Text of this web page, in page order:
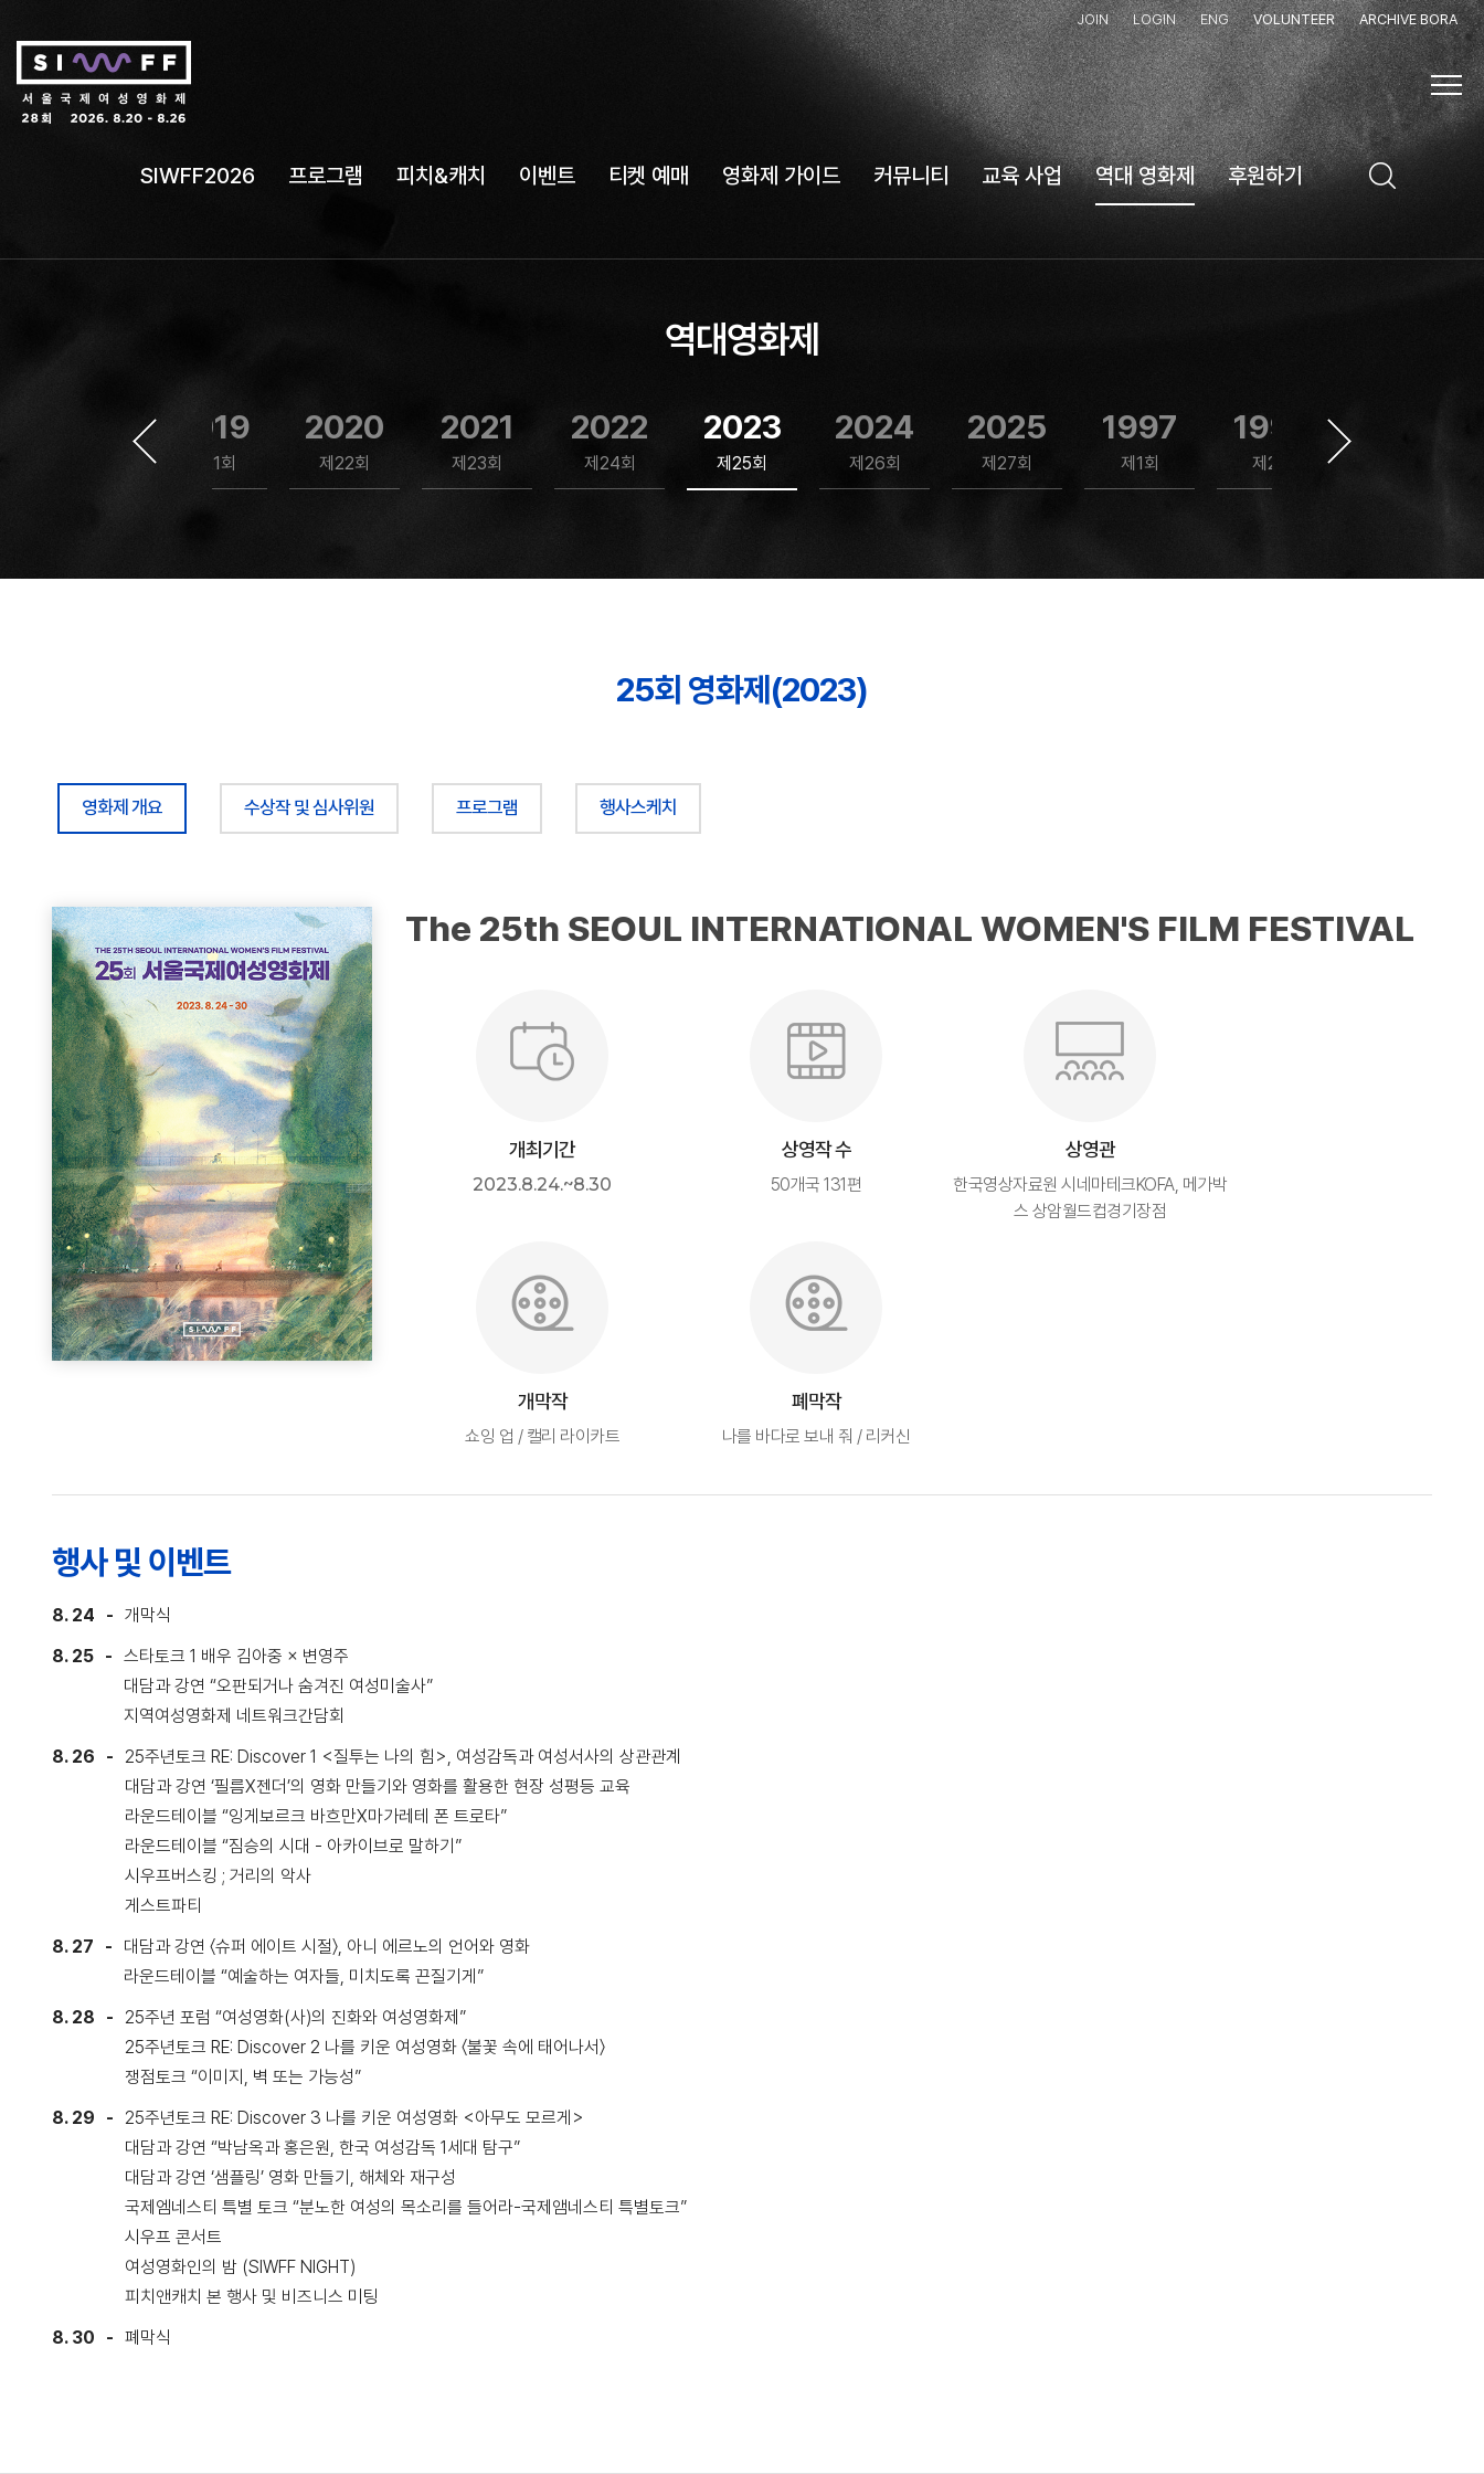
JOIN LOGIN ENG VOLUNTEER ARCHIVE BORA
SIWFF2026 프로그램 피치&캐치 이벤트 티켓 예매 영화제 가이드 커뮤니티 교육 사업 역대 영화제 후원하기
역대영화제
2019
제21회
2020
제22회
2021
제23회
2022
제24회
2023
제25회
2024
제26회
2025
제27회
1997
제1회
1999
제2회
25회 영화제(2023)
영화제 개요 수상작 및 심사위원 프로그램 행사스케치
The 25th SEOUL INTERNATIONAL WOMEN'S FILM FESTIVAL
개최기간
2023.8.24.~8.30
상영작 수
50개국 131편
상영관
한국영상자료원 시네마테크KOFA, 메가박
스 상암월드컵경기장점
개막작
쇼잉 업 / 캘리 라이카트
폐막작
나를 바다로 보내 줘 / 리커신
행사 및 이벤트
8. 24
개막식
8. 25
스타토크 1 배우 김아중 × 변영주
대담과 강연 “오판되거나 숨겨진 여성미술사”
지역여성영화제 네트워크간담회
8. 26
25주년토크 RE: Discover 1 <질투는 나의 힘>, 여성감독과 여성서사의 상관관계
대담과 강연 ‘필름X젠더’의 영화 만들기와 영화를 활용한 현장 성평등 교육
라운드테이블 “잉게보르크 바흐만X마가레테 폰 트로타”
라운드테이블 “짐승의 시대 - 아카이브로 말하기”
시우프버스킹 ; 거리의 악사
게스트파티
8. 27
대담과 강연 〈슈퍼 에이트 시절〉, 아니 에르노의 언어와 영화
라운드테이블 “예술하는 여자들, 미치도록 끈질기게”
8. 28
25주년 포럼 “여성영화(사)의 진화와 여성영화제”
25주년토크 RE: Discover 2 나를 키운 여성영화 〈불꽃 속에 태어나서〉
쟁점토크 “이미지, 벽 또는 가능성”
8. 29
25주년토크 RE: Discover 3 나를 키운 여성영화 <아무도 모르게>
대담과 강연 “박남옥과 홍은원, 한국 여성감독 1세대 탐구”
대담과 강연 ‘샘플링’ 영화 만들기, 해체와 재구성
국제엠네스티 특별 토크 “분노한 여성의 목소리를 들어라-국제앰네스티 특별토크”
시우프 콘서트
여성영화인의 밤 (SIWFF NIGHT)
피치앤캐치 본 행사 및 비즈니스 미팅
8. 30
폐막식